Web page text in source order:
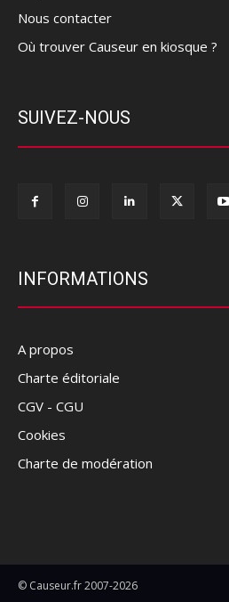
Nous contacter
Où trouver Causeur en kiosque ?
SUIVEZ-NOUS
INFORMATIONS
A propos
Charte éditoriale
CGV - CGU
Cookies
Charte de modération
© Causeur.fr 2007-2026